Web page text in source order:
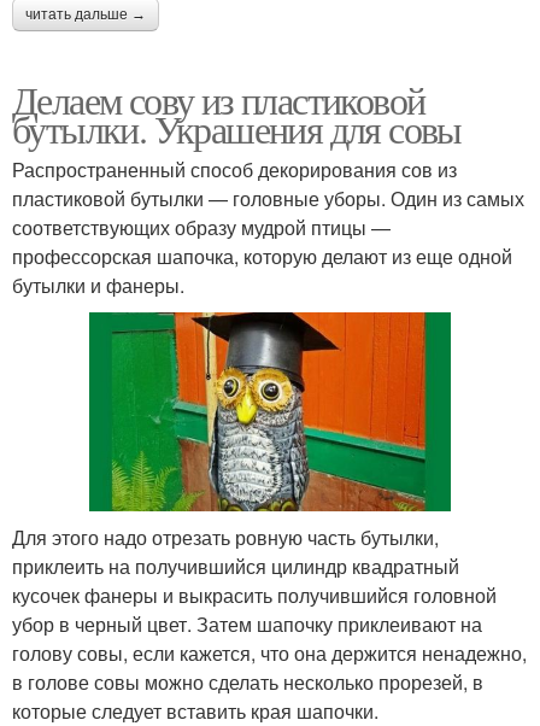
читать дальше →
Делаем сову из пластиковой
бутылки. Украшения для совы
Распространенный способ декорирования сов из
пластиковой бутылки — головные уборы. Один из самых
соответствующих образу мудрой птицы —
профессорская шапочка, которую делают из еще одной
бутылки и фанеры.
Для этого надо отрезать ровную часть бутылки,
приклеить на получившийся цилиндр квадратный
кусочек фанеры и выкрасить получившийся головной
убор в черный цвет. Затем шапочку приклеивают на
голову совы, если кажется, что она держится ненадежно,
в голове совы можно сделать несколько прорезей, в
которые следует вставить края шапочки.